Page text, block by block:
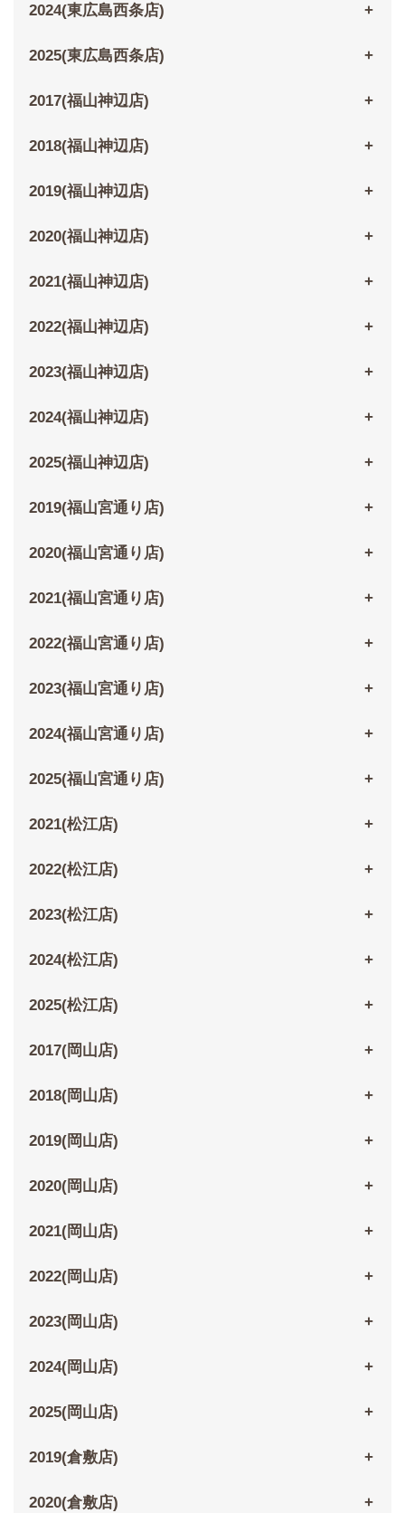
2024(東広島西条店)
2025(東広島西条店)
2017(福山神辺店)
2018(福山神辺店)
2019(福山神辺店)
2020(福山神辺店)
2021(福山神辺店)
2022(福山神辺店)
2023(福山神辺店)
2024(福山神辺店)
2025(福山神辺店)
2019(福山宮通り店)
2020(福山宮通り店)
2021(福山宮通り店)
2022(福山宮通り店)
2023(福山宮通り店)
2024(福山宮通り店)
2025(福山宮通り店)
2021(松江店)
2022(松江店)
2023(松江店)
2024(松江店)
2025(松江店)
2017(岡山店)
2018(岡山店)
2019(岡山店)
2020(岡山店)
2021(岡山店)
2022(岡山店)
2023(岡山店)
2024(岡山店)
2025(岡山店)
2019(倉敷店)
2020(倉敷店)